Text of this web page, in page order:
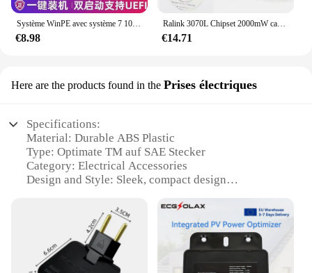
Système WinPE avec système 7 10 11 server 2019, vente en gros, livraison gratuite, disque U, plus de 30, système simplifié et optimisé
€8.98
Ralink 3070L Chipset 2000mW carte réseau sans fil haute puissance 150Mbps adaptateur USB sans fil avec antenne 5db ALFA AWUS036NH
€14.71
Here are the products found in the Prises électriques
Specifications:
Material: Durable ABS Plastic
Type: Optimate TM auf SAE Stecker
Category: Electrical Accessories
Design and Style: Sleek, compact design
maintaining 12V batteries
Performance and Property: High-efficiency
charging with built-in safety features
Parts and Accessories: Includes a set of SAE
connectors for versatile use